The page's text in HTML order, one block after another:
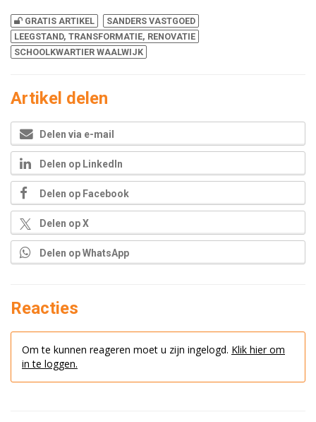
GRATIS ARTIKEL
SANDERS VASTGOED
LEEGSTAND, TRANSFORMATIE, RENOVATIE
SCHOOLKWARTIER WAALWIJK
Artikel delen
Delen via e-mail
Delen op LinkedIn
Delen op Facebook
Delen op X
Delen op WhatsApp
Reacties
Om te kunnen reageren moet u zijn ingelogd. Klik hier om
in te loggen.